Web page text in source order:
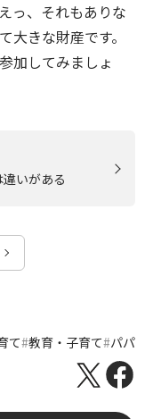
っ、それもありな
大きな財産です。
加してみましょ
いがある
て 教育・子育て パパ